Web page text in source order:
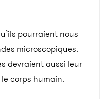
pourraient nous
microscopiques.
devraient aussi leur
corps humain.